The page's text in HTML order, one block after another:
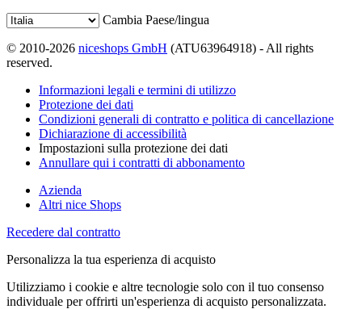
Cambia Paese/lingua
© 2010-2026 niceshops GmbH (ATU63964918) - All rights
reserved.
Informazioni legali e termini di utilizzo
Protezione dei dati
Condizioni generali di contratto e politica di cancellazione
Dichiarazione di accessibilità
Impostazioni sulla protezione dei dati
Annullare qui i contratti di abbonamento
Azienda
Altri nice Shops
Recedere dal contratto
Personalizza la tua esperienza di acquisto
Utilizziamo i cookie e altre tecnologie solo con il tuo consenso
individuale per offrirti un'esperienza di acquisto personalizzata.